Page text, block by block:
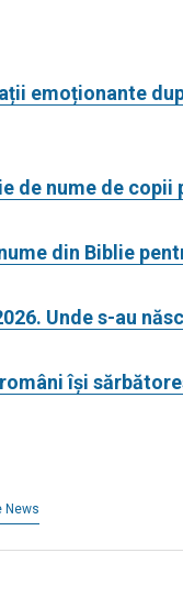
emoționante
de nume de copii
din Biblie
Unde s-au
își
News